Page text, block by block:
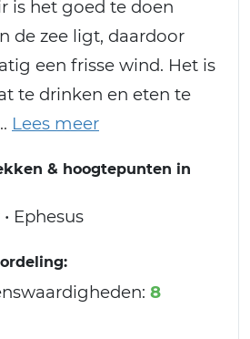
is het goed te doen
de zee ligt, daardoor
een frisse wind. Het is
te drinken en eten te
& hoogtepunten in
Ephesus
8